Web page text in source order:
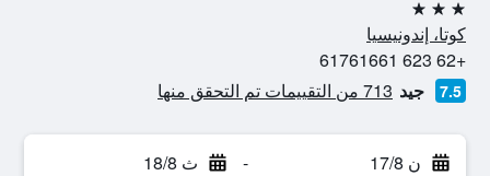
3 نجوم
كوتا، إندونيسيا
+62 623 61761661
7.5 جيد 713 من التقييمات تم التحقق منها
ن 17/8 - ث 18/8